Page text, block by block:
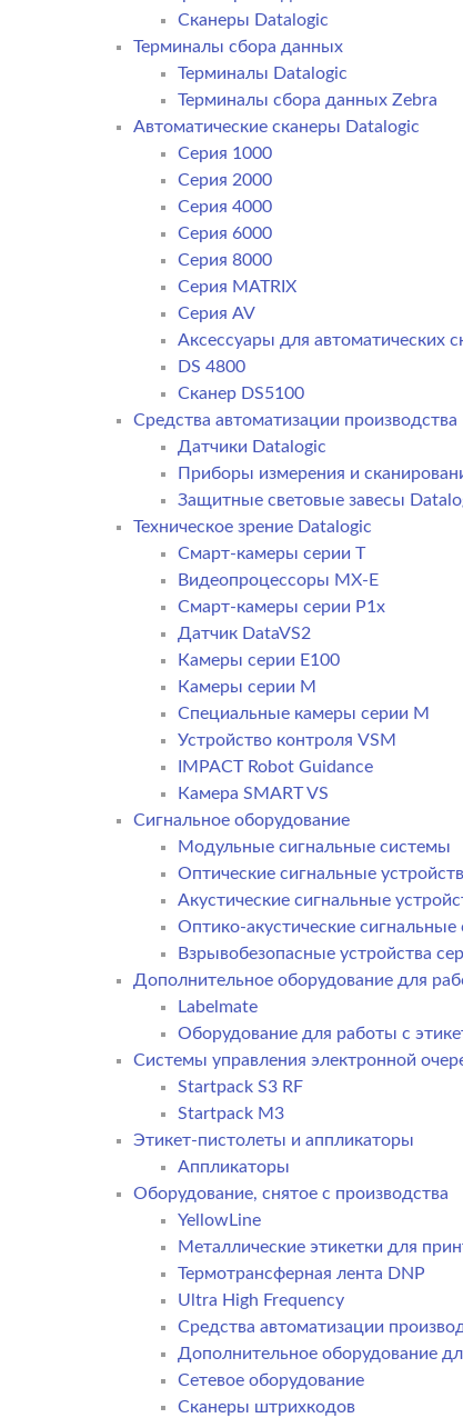
Сканеры Datalogic
Терминалы сбора данных
Терминалы Datalogic
Терминалы сбора данных Zebra
Автоматические сканеры Datalogic
Серия 1000
Серия 2000
Серия 4000
Серия 6000
Серия 8000
Серия MATRIX
Серия AV
Аксессуары для автоматических
DS 4800
Сканер DS5100
Средства автоматизации производства
Датчики Datalogic
Приборы измерения и
Защитные световые завесы
Техническое зрение Datalogic
Смарт-камеры серии T
Видеопроцессоры MX-E
Смарт-камеры серии P1x
Датчик DataVS2
Камеры серии E100
Камеры серии M
Специальные камеры серии M
Устройство контроля VSM
IMPACT Robot Guidance
Камера SMART VS
Cигнальное оборудование
Модульные сигнальные системы
Оптические сигнальные
Акустические сигнальные
Оптико-акустические сигнальные
Взрывобезопасные устройства
Дополнительное оборудование для
Labelmate
Оборудование для работы с
Системы управления электронной
Startpack S3 RF
Startpack M3
Этикет-пистолеты и аппликаторы
Аппликаторы
Оборудование, снятое с производства
YellowLine
Металлические этикетки для
Термотрансферная лента DNP
Ultra High Frequency
Средства автоматизации
Дополнительное оборудование
Сетевое оборудование
Сканеры штрихкодов